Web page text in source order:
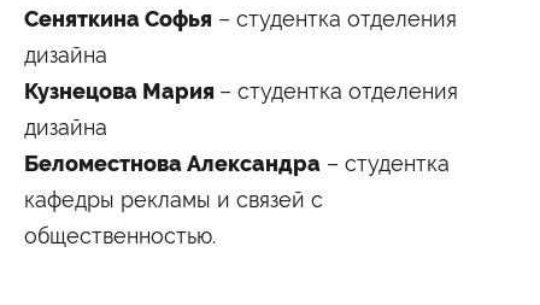
Сеняткина Софья – студентка отделения
дизайна
Кузнецова Мария – студентка отделения
дизайна
Беломестнова Александра – студентка
кафедры рекламы и связей с
общественностью.